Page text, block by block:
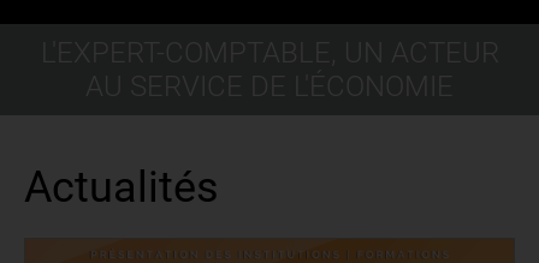
Actualités